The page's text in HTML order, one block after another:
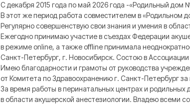
С декабря 2015 года по май 2026 года -«Родильный дом
В этот же период работа совместителем в «Родильном
Регулярно совершенствую свои знания и умения в
Ежегодно принимаю участие в съездах Федерации
в режиме online, а также offline принимала
Санкт-Петербург, г. Новосибирск. Состою в
Имею благодарности и грамоты от руководства
от Комитета по Здравоохранению г. Санкт-Петербург
За время работы в перинатальных центрах и
в области акушерской анестезиологии. Владею всеми